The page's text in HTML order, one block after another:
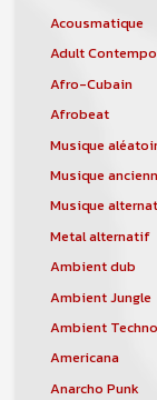
Acousmatique
Adult
Afro-Cubain
Afrobeat
Musique
Musique
Musique
Metal alternatif
Ambient dub
Ambient Jungle
Ambient Techno
Americana
Anarcho Punk